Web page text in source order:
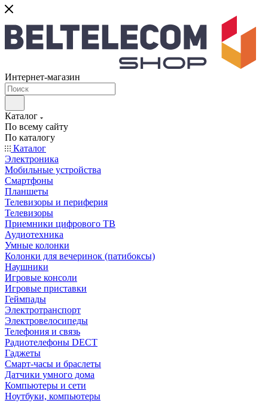
Интернет-магазин
Каталог
По всему сайту
По каталогу
Каталог
Электроника
Мобильные устройства
Смартфоны
Планшеты
Телевизоры и периферия
Телевизоры
Приемники цифрового ТВ
Аудиотехника
Умные колонки
Колонки для вечеринок (патибоксы)
Наушники
Игровые консоли
Игровые приставки
Геймпады
Электротранспорт
Электровелосипеды
Телефония и связь
Радиотелефоны DECT
Гаджеты
Смарт-часы и браслеты
Датчики умного дома
Компьютеры и сети
Ноутбуки, компьютеры